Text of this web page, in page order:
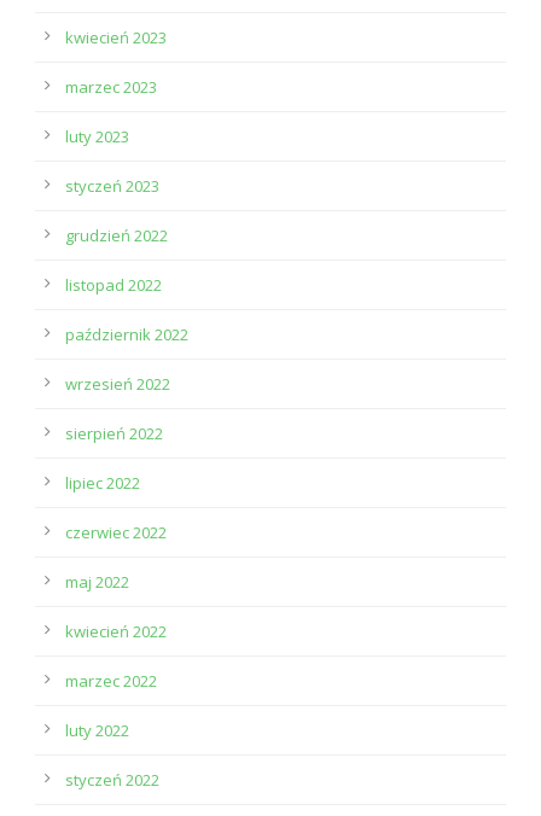
kwiecień 2023
marzec 2023
luty 2023
styczeń 2023
grudzień 2022
listopad 2022
październik 2022
wrzesień 2022
sierpień 2022
lipiec 2022
czerwiec 2022
maj 2022
kwiecień 2022
marzec 2022
luty 2022
styczeń 2022